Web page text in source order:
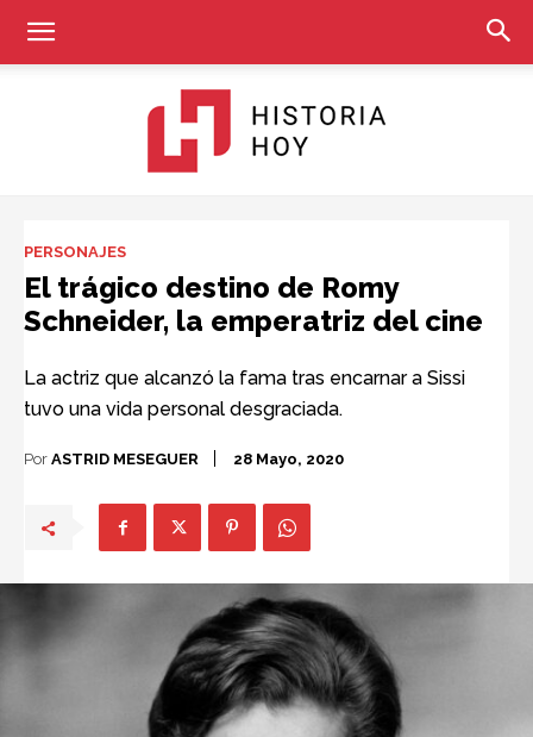
Hoy
PERSONAJES
El trágico destino de Romy
Schneider, la emperatriz del cine
La actriz que alcanzó la fama tras encarnar a Sissi
tuvo una vida personal desgraciada.
Por ASTRID MESEGUER 28 Mayo, 2020